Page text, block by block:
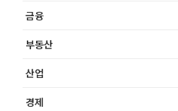
금융
부동산
산업
경제